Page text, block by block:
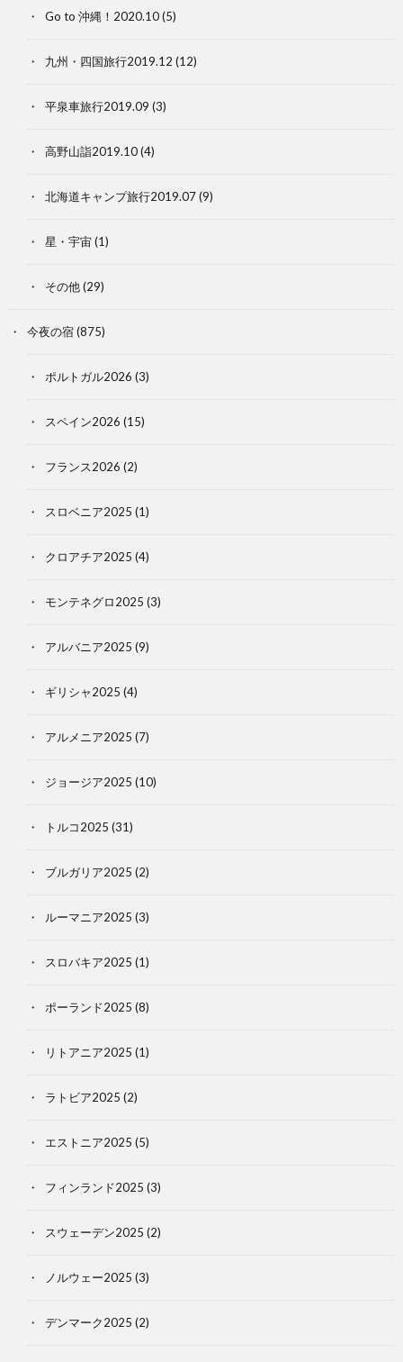
Go to 沖縄！2020.10(5)
九州・四国旅行2019.12 (12)
平泉車旅行2019.09 (3)
高野山詣2019.10(4)
北海道キャンプ旅行2019.07(9)
星・宇宙(1)
その他(29)
今夜の宿(875)
ポルトガル2026 (3)
スペイン2026 (15)
フランス2026 (2)
スロベニア2025 (1)
クロアチア2025 (4)
モンテネグロ2025 (3)
アルバニア2025 (9)
ギリシャ2025 (4)
アルメニア2025 (7)
ジョージア2025 (10)
トルコ2025 (31)
ブルガリア2025 (2)
ルーマニア2025 (3)
スロバキア2025 (1)
ポーランド2025 (8)
リトアニア2025 (1)
ラトビア2025 (2)
エストニア2025 (5)
フィンランド2025 (3)
スウェーデン2025 (2)
ノルウェー2025 (3)
デンマーク2025 (2)